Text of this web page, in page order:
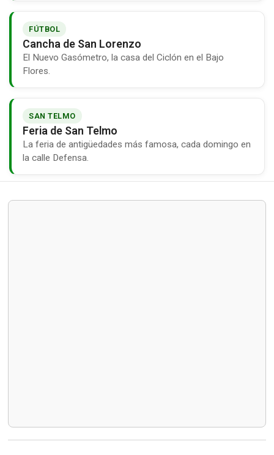
FÚTBOL
Cancha de San Lorenzo
El Nuevo Gasómetro, la casa del Ciclón en el Bajo
Flores.
SAN TELMO
Feria de San Telmo
La feria de antigüedades más famosa, cada domingo en
la calle Defensa.